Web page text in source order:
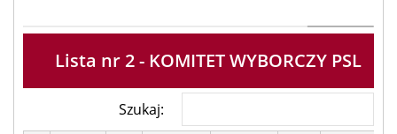
Lista nr 2 - KOMITET WYBORCZY PSL
Szukaj: